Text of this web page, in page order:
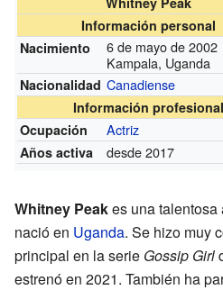
Información personal
Nacimiento
6 de mayo de 2002
Kampala, Uganda
Nacionalidad Canadiense
Información profesional
Ocupación
Actriz
Años activa desde 2017
Whitney Peakes una
nació en Uganda. Se hizo muy
principal en la serie Gossip Girl
estrenó en 2021. También ha